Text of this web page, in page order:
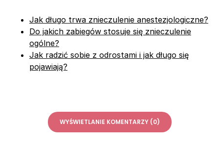
Jak długo trwa znieczulenie anestezjologiczne?
Do jakich zabiegów stosuje się znieczulenie
ogólne?
Jak radzić sobie z odrostami i jak długo się
pojawiają?
WYŚWIETLANIE KOMENTARZY (0)